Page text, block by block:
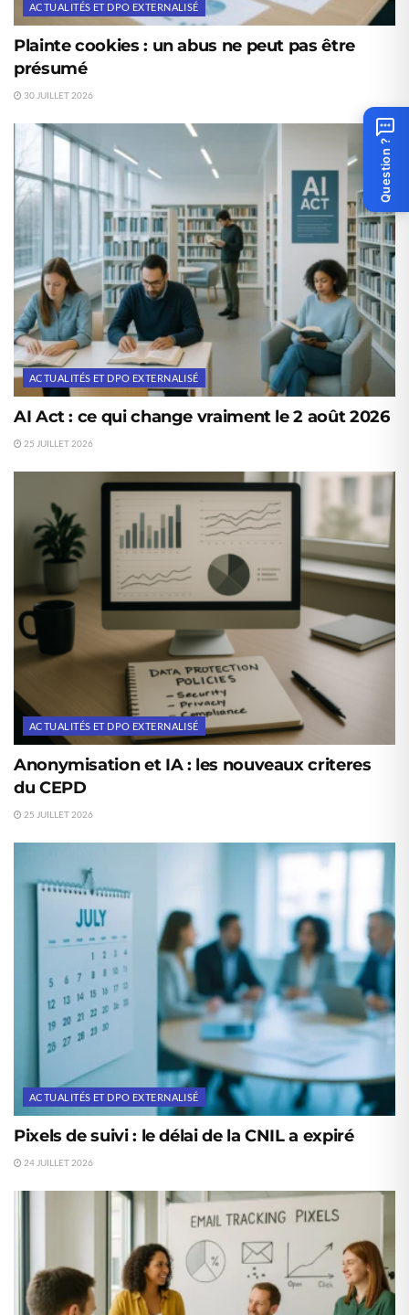
ACTUALITÉS ET DPO EXTERNALISÉ
Plainte cookies : un abus ne peut pas être
présumé
30 JUILLET 2026
ACTUALITÉS ET DPO EXTERNALISÉ
AI Act : ce qui change vraiment le 2 août 2026
25 JUILLET 2026
ACTUALITÉS ET DPO EXTERNALISÉ
Anonymisation et IA : les nouveaux criteres
du CEPD
25 JUILLET 2026
ACTUALITÉS ET DPO EXTERNALISÉ
Pixels de suivi : le délai de la CNIL a expiré
24 JUILLET 2026
Question ?